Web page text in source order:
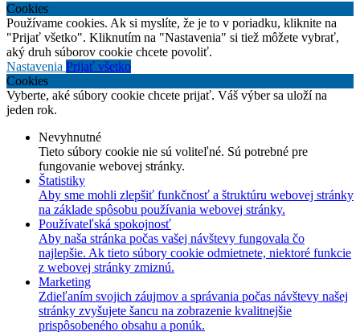
Cookies
Používame cookies. Ak si myslíte, že je to v poriadku, kliknite na
"Prijať všetko". Kliknutím na "Nastavenia" si tiež môžete vybrať,
aký druh súborov cookie chcete povoliť.
Nastavenia Prijať všetko
Cookies
Vyberte, aké súbory cookie chcete prijať. Váš výber sa uloží na
jeden rok.
Nevyhnutné
Tieto súbory cookie nie sú voliteľné. Sú potrebné pre
fungovanie webovej stránky.
Štatistiky
Aby sme mohli zlepšiť funkčnosť a štruktúru webovej stránky
na základe spôsobu používania webovej stránky.
Používateľská spokojnosť
Aby naša stránka počas vašej návštevy fungovala čo
najlepšie. Ak tieto súbory cookie odmietnete, niektoré funkcie
z webovej stránky zmiznú.
Marketing
Zdieľaním svojich záujmov a správania počas návštevy našej
stránky zvyšujete šancu na zobrazenie kvalitnejšie
prispôsobeného obsahu a ponúk.